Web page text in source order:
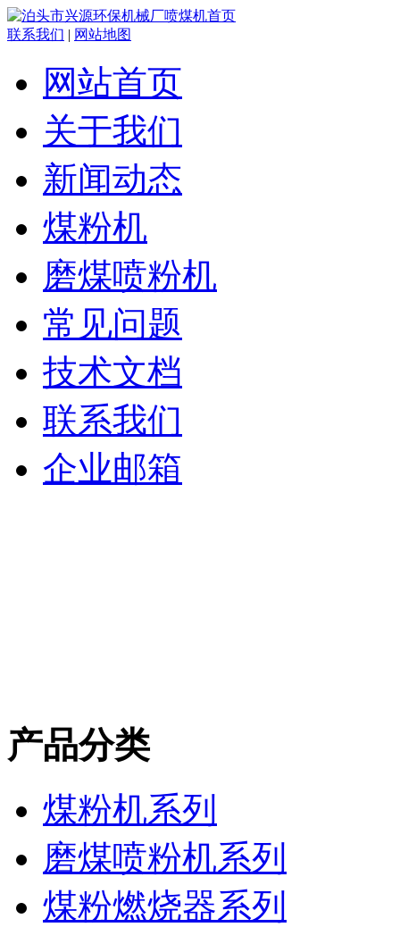
联系我们 | 网站地图
网站首页
关于我们
新闻动态
煤粉机
磨煤喷粉机
常见问题
技术文档
联系我们
企业邮箱
产品分类
煤粉机系列
磨煤喷粉机系列
煤粉燃烧器系列